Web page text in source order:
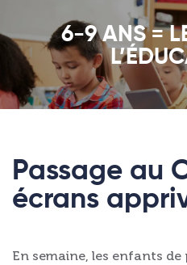
6-9 ANS =
Passage au
écrans
En semaine, les enfants de